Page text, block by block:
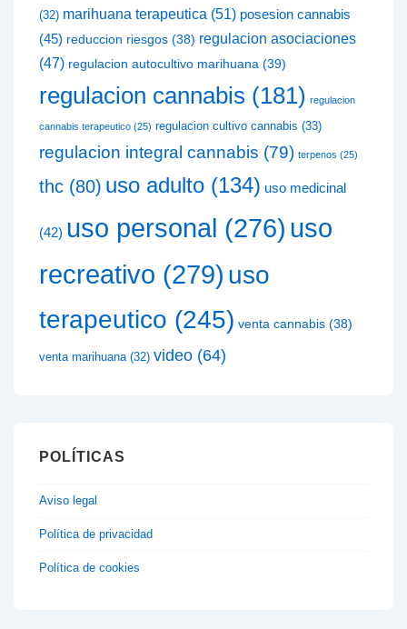
(32) marihuana terapeutica (51) posesion cannabis
(45) reduccion riesgos (38) regulacion asociaciones
(47) regulacion autocultivo marihuana (39)
regulacion cannabis (181) regulacion
cannabis terapeutico (25) regulacion cultivo cannabis (33)
regulacion integral cannabis (79) terpenos (25)
thc (80) uso adulto (134) uso medicinal
(42) uso personal (276) uso
recreativo (279) uso
terapeutico (245) venta cannabis (38)
venta marihuana(32) video (64)
POLÍTICAS
Aviso legal
Política de privacidad
Política de cookies